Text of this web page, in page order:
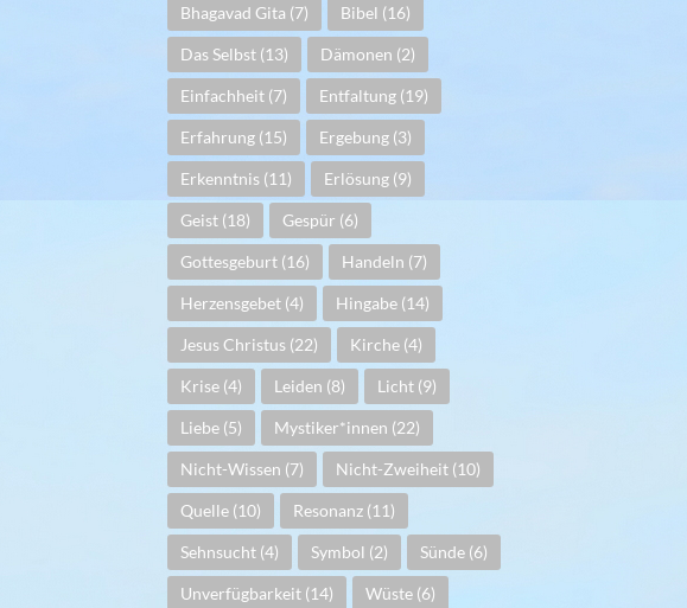
Bhagavad Gita (7) Bibel (16)
Das Selbst (13) Dämonen (2)
Einfachheit (7) Entfaltung (19)
Erfahrung (15) Ergebung (3)
Erkenntnis (11) Erlösung (9)
Geist (18) Gespür (6)
Gottesgeburt (16) Handeln (7)
Herzensgebet (4) Hingabe (14)
Jesus Christus (22) Kirche (4)
Krise (4) Leiden (8) Licht (9)
Liebe (5) Mystiker*innen (22)
Nicht-Wissen (7) Nicht-Zweiheit (10)
Quelle (10) Resonanz (11)
Sehnsucht (4) Symbol (2) Sünde (6)
Unverfügbarkeit (14) Wüste (6)